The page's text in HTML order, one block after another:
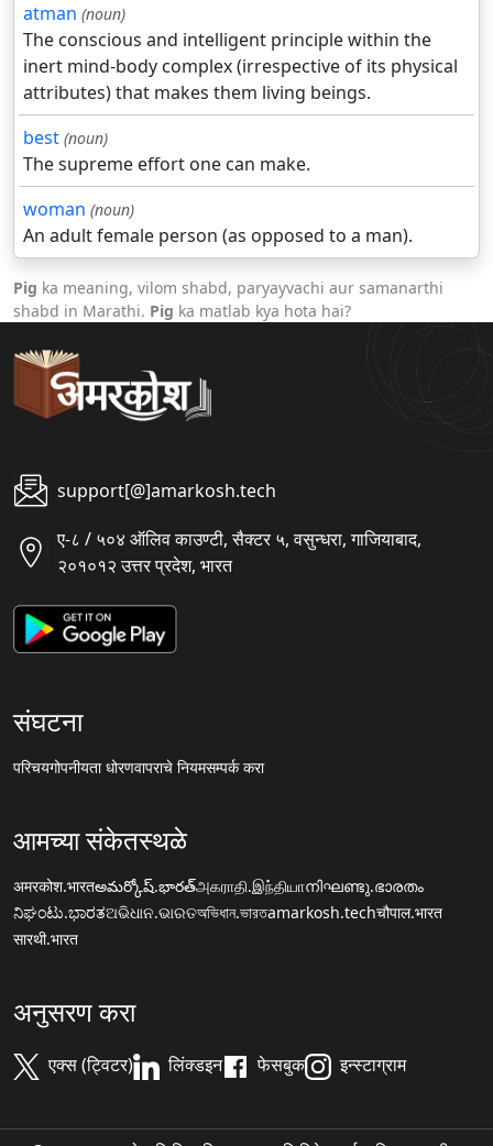
atman (noun)
The conscious and intelligent principle within the
inert mind-body complex (irrespective of its physical
attributes) that makes them living beings.
best (noun)
The supreme effort one can make.
woman (noun)
An adult female person (as opposed to a man).
Pig ka meaning, vilom shabd, paryayvachi aur samanarthi
shabd in Marathi. Pig ka matlab kya hota hai?
support[@]amarkosh.tech
ए-८ / ५०४ ऑलिव काउण्टी, सैक्टर ५, वसुन्धरा, गाजियाबाद,
२०१०१२ उत्तर प्रदेश, भारत
संघटना
परिचयगोपनीयता धोरणवापराचे नियमसम्पर्क करा
आमच्या संकेतस्थळे
अमरकोश.भारतఅమర్కోష్.భారత్அகராதி.இந்தியாനിഘണ്ടു.ഭാരതം
ನಿಘಂಟು.ಭಾರತଅଭିଧାନ.ଭାରତঅভিধান.ভারতamarkosh.techचौपाल.भारत
सारथी.भारत
अनुसरण करा
एक्स (ट्विटर) लिंक्डइन फेसबुक इन्स्टाग्राम